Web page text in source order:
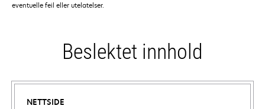
eventuelle feil eller utelatelser.
Beslektet innhold
NETTSIDE